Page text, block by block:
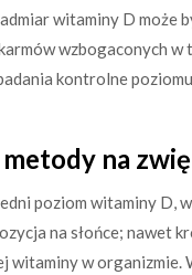
witaminy D może
wzbogaconych
kontrolne
metody na
poziom witaminy D,
na słońce; nawet
witaminy w